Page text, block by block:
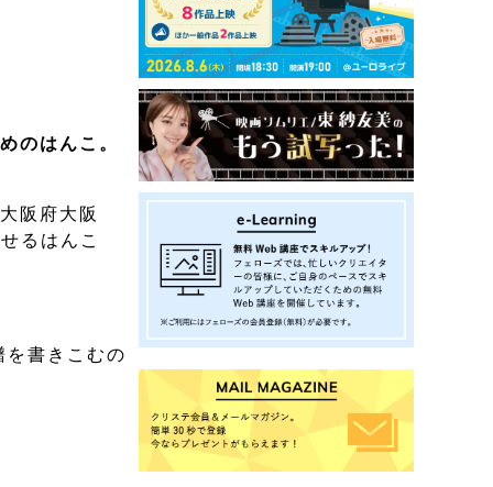
のはんこ。
阪府大阪
るはんこ
を書きこむの